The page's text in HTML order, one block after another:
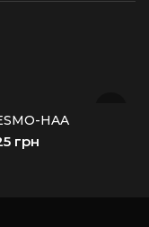
HAA
грн